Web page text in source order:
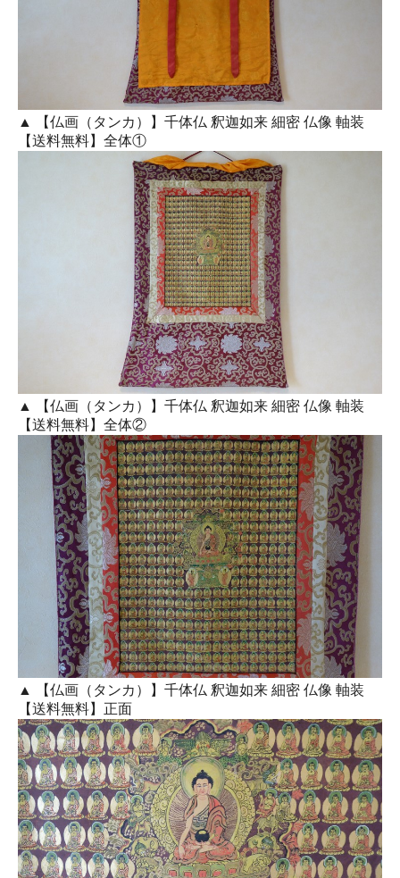
▲ 【仏画（タンカ）】千体仏 釈迦如来 細密 仏像 軸装
【送料無料】全体①
▲ 【仏画（タンカ）】千体仏 釈迦如来 細密 仏像 軸装
【送料無料】全体②
▲ 【仏画（タンカ）】千体仏 釈迦如来 細密 仏像 軸装
【送料無料】正面